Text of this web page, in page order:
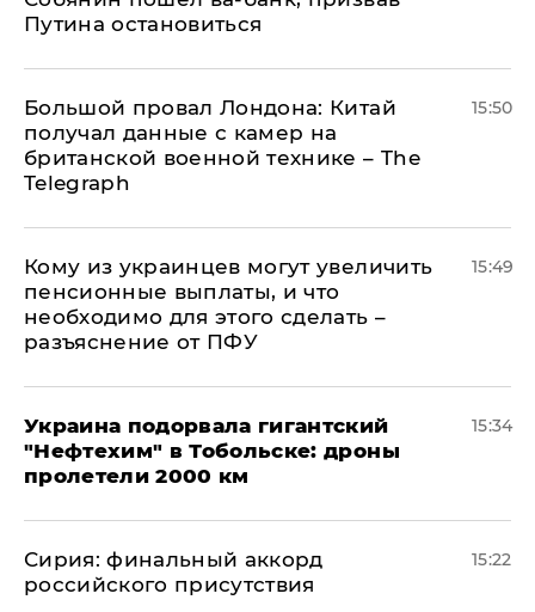
Путина остановиться
Большой провал Лондона: Китай
получал данные с камер на
британской военной технике – The
Telegraph
15:50
Кому из украинцев могут увеличить
пенсионные выплаты, и что
необходимо для этого сделать –
разъяснение от ПФУ
15:49
Украина подорвала гигантский
"Нефтехим" в Тобольске: дроны
пролетели 2000 км
15:34
​Сирия: финальный аккорд
российского присутствия
15:22